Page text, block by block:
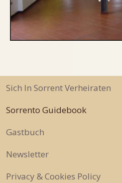
Sich In Sorrent Verheiraten
Sorrento Guidebook
Gastbuch
Newsletter
Privacy & Cookies Policy